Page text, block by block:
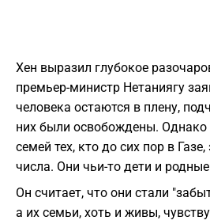
Хен выразил глубокое
премьер-министр Нетаниягу
человека остаются в плену,
них были освобождены. Однако
семей тех, кто до сих пор в
числа. Они чьи-то дети и
Он считает, что они стали
а их семьи, хоть и живы,